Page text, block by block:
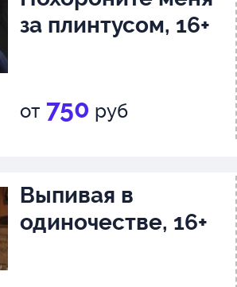
за плинтусом, 16+
от 750 руб
Выпивая в
одиночестве, 16+